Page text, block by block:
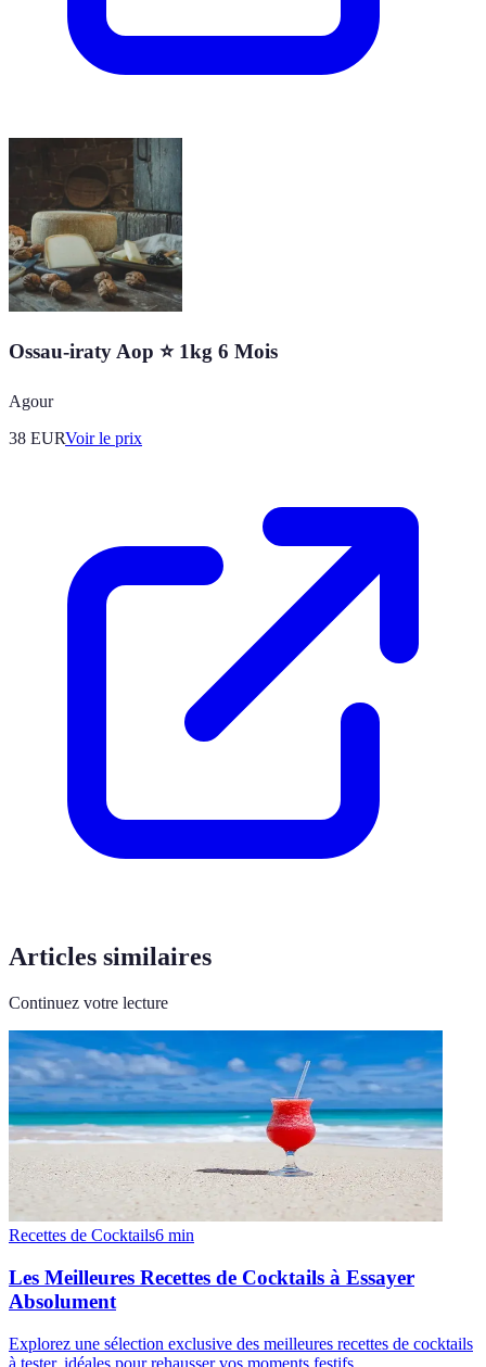
Ossau-iraty Aop ⭐ 1kg 6 Mois
Agour
38 EURVoir le prix
Articles similaires
Continuez votre lecture
Recettes de Cocktails6 min
Les Meilleures Recettes de Cocktails à Essayer
Absolument
Explorez une sélection exclusive des meilleures recettes de cocktails
à tester, idéales pour rehausser vos moments festifs.